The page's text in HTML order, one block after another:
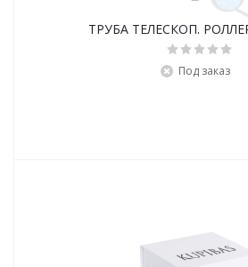
ТРУБА
Под заказ